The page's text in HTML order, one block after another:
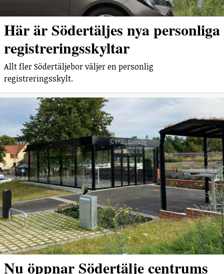
Här är Södertäljes nya personliga
registreringsskyltar
Allt fler Södertäljebor väljer en personlig
registreringsskylt.
Nu öppnar Södertälje centrums